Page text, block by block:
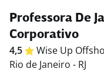
Professora De
Corporativo
4,5 Wise Up
Rio de Janeiro - RJ